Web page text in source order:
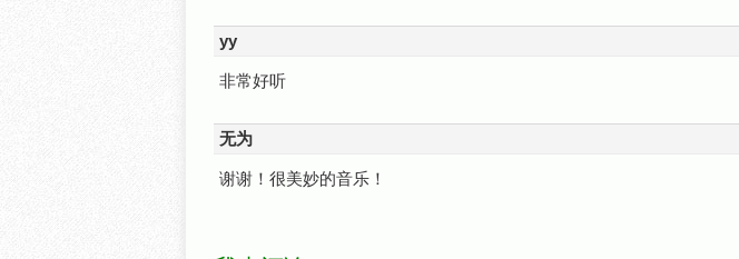
yy
非常好听
无为
谢谢！很美妙的音乐！